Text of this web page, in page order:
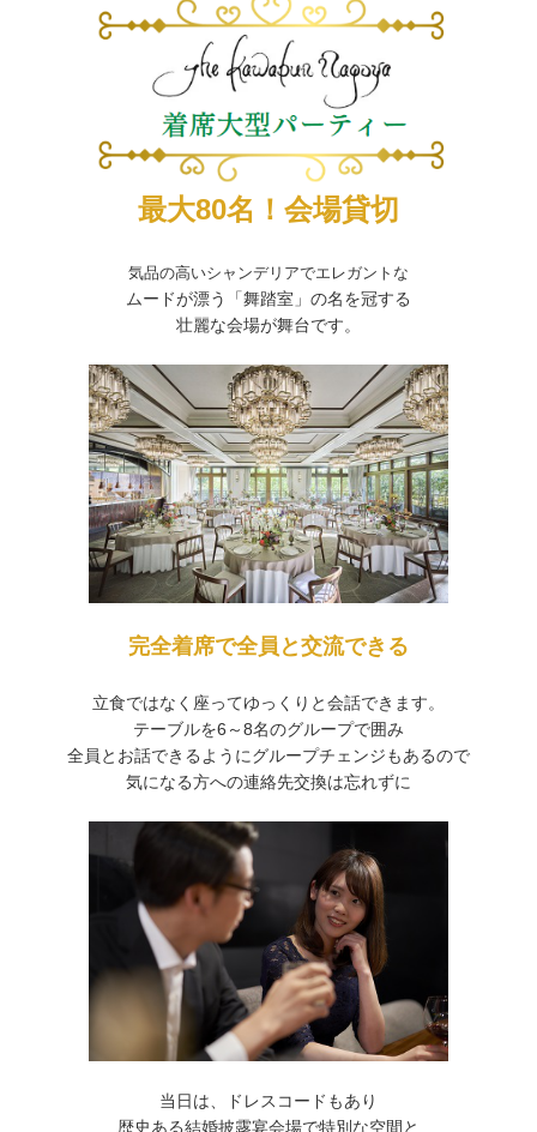
最大80名！会場貸切
気品の高いシャンデリアでエレガントな
ムードが漂う「舞踏室」の名を冠する
壮麗な会場が舞台です。
完全着席で全員と交流できる
立食ではなく座ってゆっくりと会話できます。
テーブルを6～8名のグループで囲み
全員とお話できるようにグループチェンジもあるので
気になる方への連絡先交換は忘れずに
​​​​当日は、ドレスコードもあり
歴史ある結婚披露宴会場で特別な空間と